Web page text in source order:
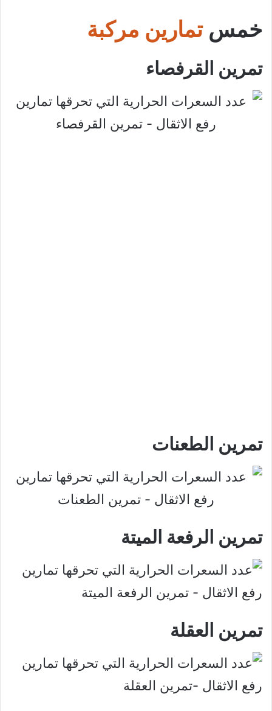
خمستمارين مركبة
تمرين القرفصاء
تمرين الطعنات
تمرين الرفعة الميتة
تمرين العقلة